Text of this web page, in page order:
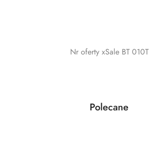
Nr oferty xSale BT 010T
Pomiń karuzelę produktów
Produkty
Polecane